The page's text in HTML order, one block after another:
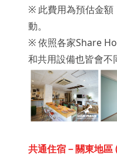
※ 此費用為預估金額
動。
※ 依照各家Share
和共用設備也皆會不
共通住宿－關東地區